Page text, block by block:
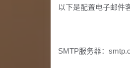
以下是配置电子邮件
SMTP服务器：